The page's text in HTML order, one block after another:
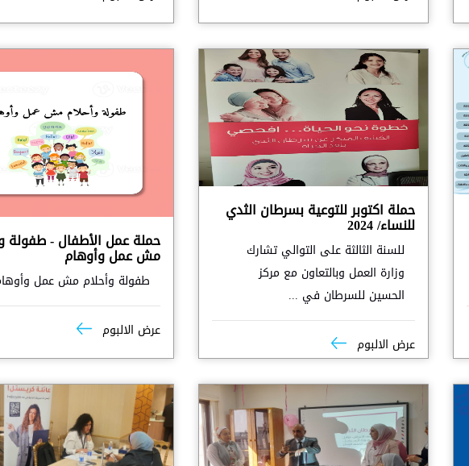
حملة اكتوبر للتوعية بسرطان الثدي
للنساء/ 2024
للسنة الثالثة على التوالي تشارك
وزارة العمل وبالتعاون مع مركز
الحسين للسرطان في ...
عرض الالبوم
حملة عمل الأطفال - طفولة
مش عمل وأوهام
طفولة وأحلام مش عمل
عرض الالبوم